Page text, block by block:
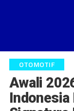
OTOMOTIF
Awali
Indonesia